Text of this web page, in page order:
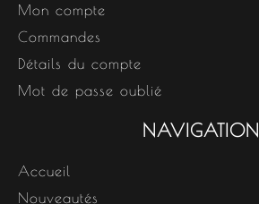
Mon compte
Commandes
Détails du compte
Mot de passe oublié
NAVIGATION
Accueil
Nouveautés